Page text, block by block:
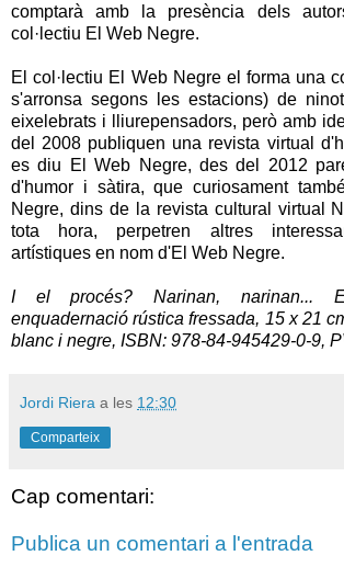
comptarà amb la presència dels
col·lectiu El Web Negre.
El col·lectiu El Web Negre el forma una
s'arronsa segons les estacions) de
eixelebrats i lliurepensadors, però amb
del 2008 publiquen una revista virtual
es diu El Web Negre, des del 2012
d'humor i sàtira, que curiosament
Negre, dins de la revista cultural virtual
tota hora, perpetren altres
artístiques en nom d'El Web Negre.
I el procés?Narinan, narinan...
enquadernació rústica fressada, 15 x 21
blanc i negre, ISBN: 978-84-945429-0-9,
Jordi Riera a les 12:30
Comparteix
Cap comentari:
Publica un comentari a l'entrada